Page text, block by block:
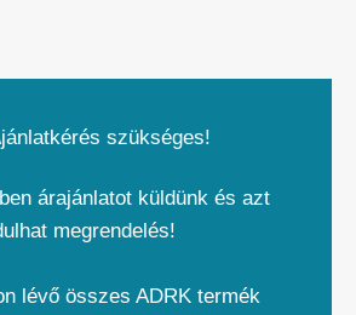
szükséges!
árajánlatot küldünk és azt
megrendelés!
lévő összes ADRK termék